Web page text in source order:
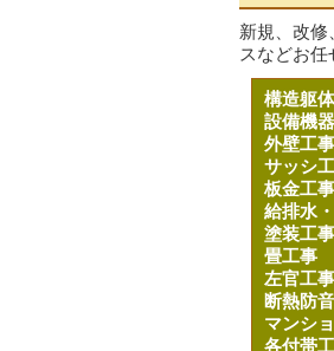
新規、改修
スなどお任
構造躯
設備機
外壁工
サッシ
板金工
給排水
塗装工
畳工事
左官工
断熱防
マンシ
各付帯